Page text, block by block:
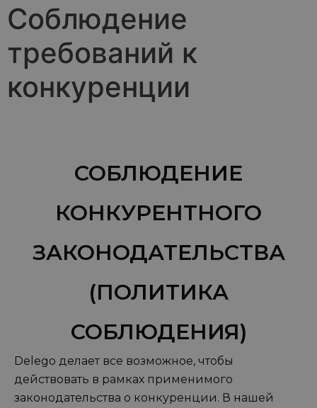
Соблюдение
требований к
конкуренции
СОБЛЮДЕНИЕ
КОНКУРЕНТНОГО
ЗАКОНОДАТЕЛЬСТВА
(ПОЛИТИКА
СОБЛЮДЕНИЯ)
Delego делает все возможное, чтобы
действовать в рамках применимого
законодательства о конкуренции. В нашей